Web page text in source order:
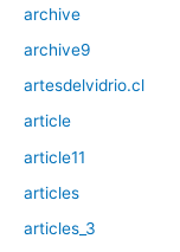
archive
archive9
artesdelvidrio.cl
article
article11
articles
articles_3